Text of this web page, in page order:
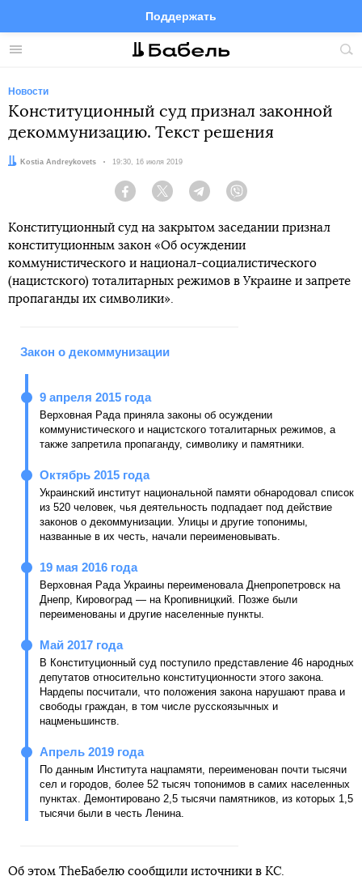
Меню
Поддержать
FacebookTelegramTwitter
Новости
Конституционный суд признал законной
декоммунизацию. Текст решения
Автор:Kostia Andreykovets Дата:
19:30, 16 июля 2019
Facebook Twitter Telegram
Конституционный суд на закрытом заседании признал
конституционным закон «Об осуждении
коммунистического и национал-социалистического
(нацистского) тоталитарных режимов в Украине и запрете
пропаганды их символики».
Закон о декоммунизации
9 апреля 2015 года
Верховная Рада приняла законы об осуждении
коммунистического и нацистского тоталитарных режимов, а
также запретила пропаганду, символику и памятники.
Октябрь 2015 года
Украинский институт национальной памяти обнародовал список
из 520 человек, чья деятельность подпадает под действие
законов о декоммунизации. Улицы и другие топонимы,
названные в их честь, начали переименовывать.
19 мая 2016 года
Верховная Рада Украины переименовала Днепропетровск на
Днепр, Кировоград — на Кропивницкий. Позже были
переименованы и другие населенные пункты.
Май 2017 года
В Конституционный суд поступило представление 46 народных
депутатов относительно конституционности этого закона.
Нардепы посчитали, что положения закона нарушают права и
свободы граждан, в том числе русскоязычных и
нацменьшинств.
Апрель 2019 года
По данным Института нацпамяти, переименован почти тысячи
сел и городов, более 52 тысяч топонимов в самих населенных
пунктах. Демонтировано 2,5 тысячи памятников, из которых 1,5
тысячи были в честь Ленина.
Об этом TheБабелю сообщили источники в КС.